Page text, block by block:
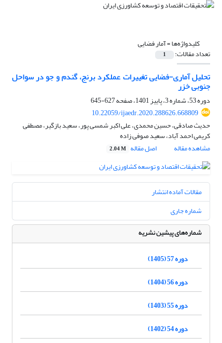
کلیدواژه‌ها =آمار فضایی
تعداد مقالات: 1
تحلیل آماری-فضایی تغییرات عملکرد برنج، گندم و جو در سواحل
جنوبی خزر
دوره 53، شماره 3، پاییز 1401، صفحه
627-645
10.22059/ijaedr.2020.288626.668809
حدیث صادقی، حسین محمدی، علی اکبر شمسی پور، سعید بازگیر، مصطفی
کریمی احمد آباد، سعید صوفی زاده
مشاهده مقاله
اصل مقاله 2.04 M
مقالات آماده انتشار
شماره جاری
شماره‌های پیشین نشریه
دوره 57 (1405)
دوره 56 (1404)
دوره 55 (1403)
دوره 54 (1402)